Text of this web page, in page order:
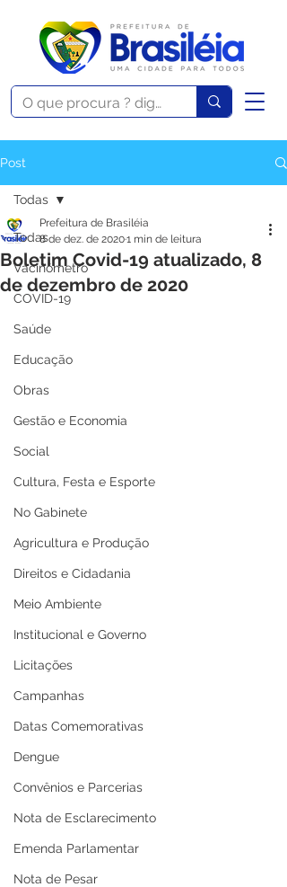
Post
Todas
Vacinômetro
COVID-19
Saúde
Educação
Obras
Gestão e Economia
Social
Cultura, Festa e Esporte
No Gabinete
Agricultura e Produção
Direitos e Cidadania
Meio Ambiente
Institucional e Governo
Licitações
Campanhas
Datas Comemorativas
Dengue
Convênios e Parcerias
Nota de Esclarecimento
Emenda Parlamentar
Nota de Pesar
Todas
Boletim Covid-19 atualizado, 8
de dezembro de 2020
Prefeitura de Brasiléia
8 de dez. de 20201 min de leitura